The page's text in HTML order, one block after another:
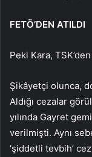
FETÖ’DEN ATILDI
Peki Kara,
Şikâyetçi olunca,
Aldığı cezalar
yılında Gayret
verilmişti. Aynı
‘şiddetli tevbih’